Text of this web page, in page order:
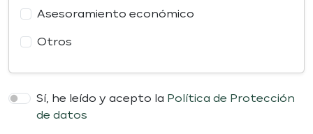
Asesoramiento económico
Otros
Sí, he leído y acepto la Política de Protección
de datos